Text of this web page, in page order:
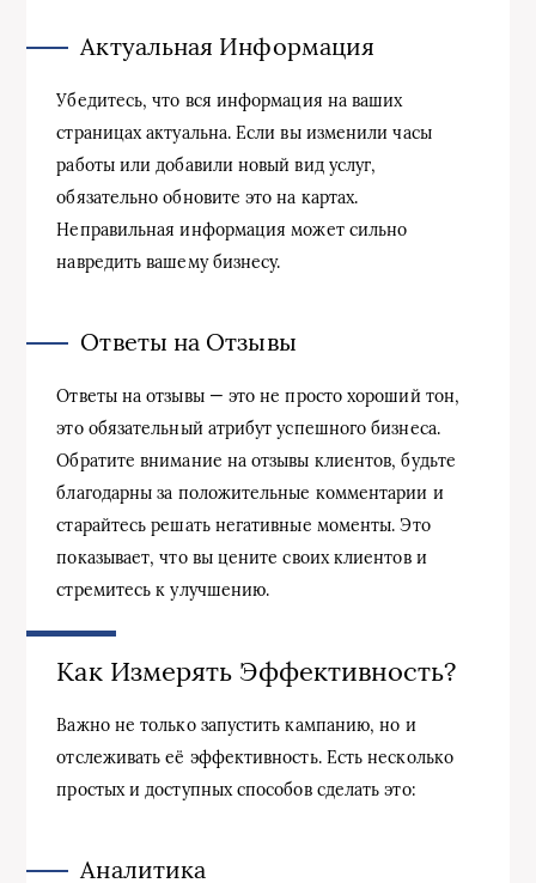
Актуальная Информация
Убедитесь, что вся информация на ваших
страницах актуальна. Если вы изменили часы
работы или добавили новый вид услуг,
обязательно обновите это на картах.
Неправильная информация может сильно
навредить вашему бизнесу.
Ответы на Отзывы
Ответы на отзывы — это не просто хороший тон,
это обязательный атрибут успешного бизнеса.
Обратите внимание на отзывы клиентов, будьте
благодарны за положительные комментарии и
старайтесь решать негативные моменты. Это
показывает, что вы цените своих клиентов и
стремитесь к улучшению.
Как Измерять Эффективность?
Важно не только запустить кампанию, но и
отслеживать её эффективность. Есть несколько
простых и доступных способов сделать это:
Аналитика